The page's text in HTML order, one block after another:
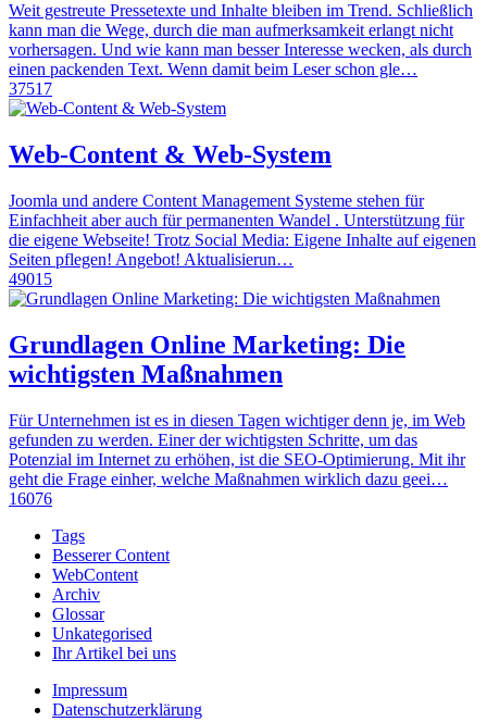
Weit gestreute Pressetexte und Inhalte bleiben im Trend. Schließlich
kann man die Wege, durch die man aufmerksamkeit erlangt nicht
vorhersagen. Und wie kann man besser Interesse wecken, als durch
einen packenden Text. Wenn damit beim Leser schon gle…
37517
Web-Content & Web-System
Joomla und andere Content Management Systeme stehen für
Einfachheit aber auch für permanenten Wandel . Unterstützung für
die eigene Webseite! Trotz Social Media: Eigene Inhalte auf eigenen
Seiten pflegen! Angebot! Aktualisierun…
49015
Grundlagen Online Marketing: Die
wichtigsten Maßnahmen
Für Unternehmen ist es in diesen Tagen wichtiger denn je, im Web
gefunden zu werden. Einer der wichtigsten Schritte, um das
Potenzial im Internet zu erhöhen, ist die SEO-Optimierung. Mit ihr
geht die Frage einher, welche Maßnahmen wirklich dazu geei…
16076
Tags
Besserer Content
WebContent
Archiv
Glossar
Unkategorised
Ihr Artikel bei uns
Impressum
Datenschutzerklärung